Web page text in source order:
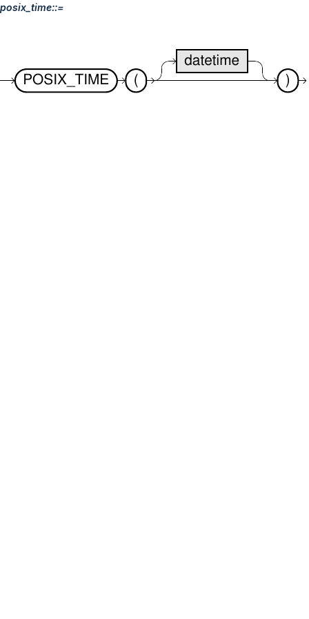
posix_time::=